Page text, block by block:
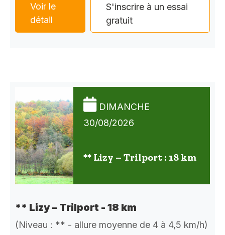
Voir le
détail
S'inscrire à un essai
gratuit
DIMANCHE
30/08/2026
** Lizy – Trilport : 18 km
** Lizy – Trilport - 18 km
(Niveau : ** - allure moyenne de 4 à 4,5 km/h)